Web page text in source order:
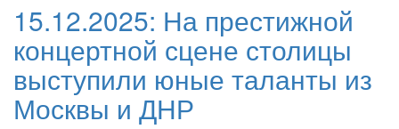
15.12.2025: На престижной
концертной сцене столицы
выступили юные таланты из
Москвы и ДНР